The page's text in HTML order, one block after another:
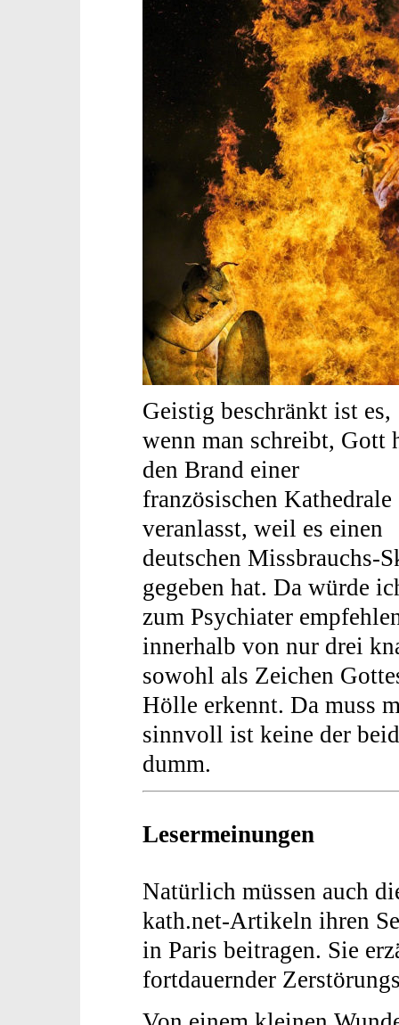
Geistig beschränkt ist es,
wenn man schreibt, Gott
den Brand einer
französischen Kathedrale
veranlasst, weil es einen
deutschen Missbrauchs-
gegeben hat. Da würde
zum Psychiater
innerhalb von nur drei
sowohl als Zeichen
Hölle erkennt. Da muss
sinnvoll ist keine der
dumm.
Lesermeinungen
Natürlich müssen auch
kath.net-Artikeln ihren
in Paris beitragen. Sie
fortdauernder